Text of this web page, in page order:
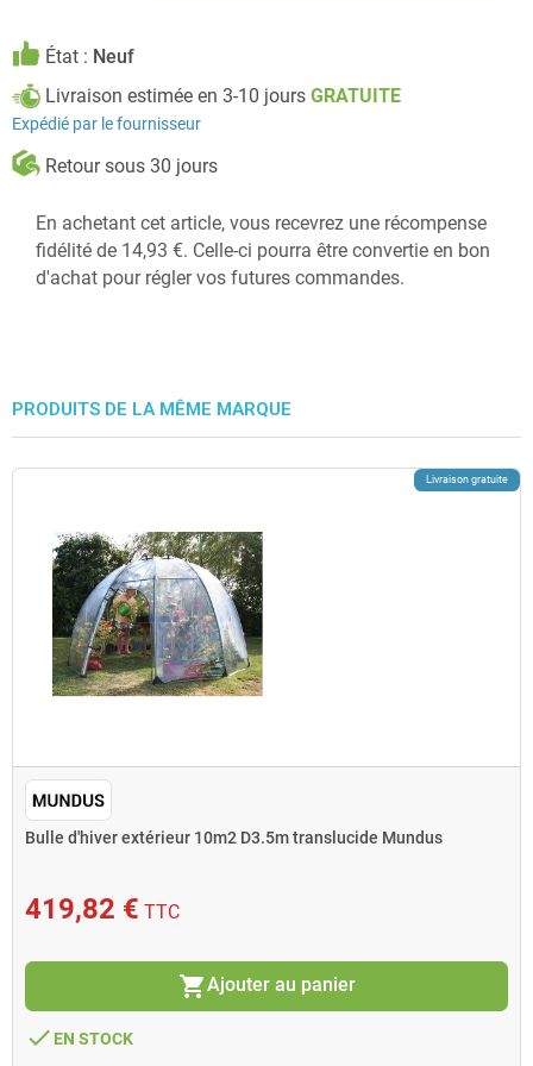
État : Neuf
Livraison estimée en 3-10 jours GRATUITE
Expédié par le fournisseur
Retour sous 30 jours
En achetant cet article, vous recevrez une récompense
fidélité de 14,93 €. Celle-ci pourra être convertie en bon
d'achat pour régler vos futures commandes.
PRODUITS DE LA MÊME MARQUE
Livraison gratuite
Bulle d'hiver extérieur 10m2 D3.5m translucide Mundus
419,82 € TTC
shopping_cartAjouter au panier
done EN STOCK